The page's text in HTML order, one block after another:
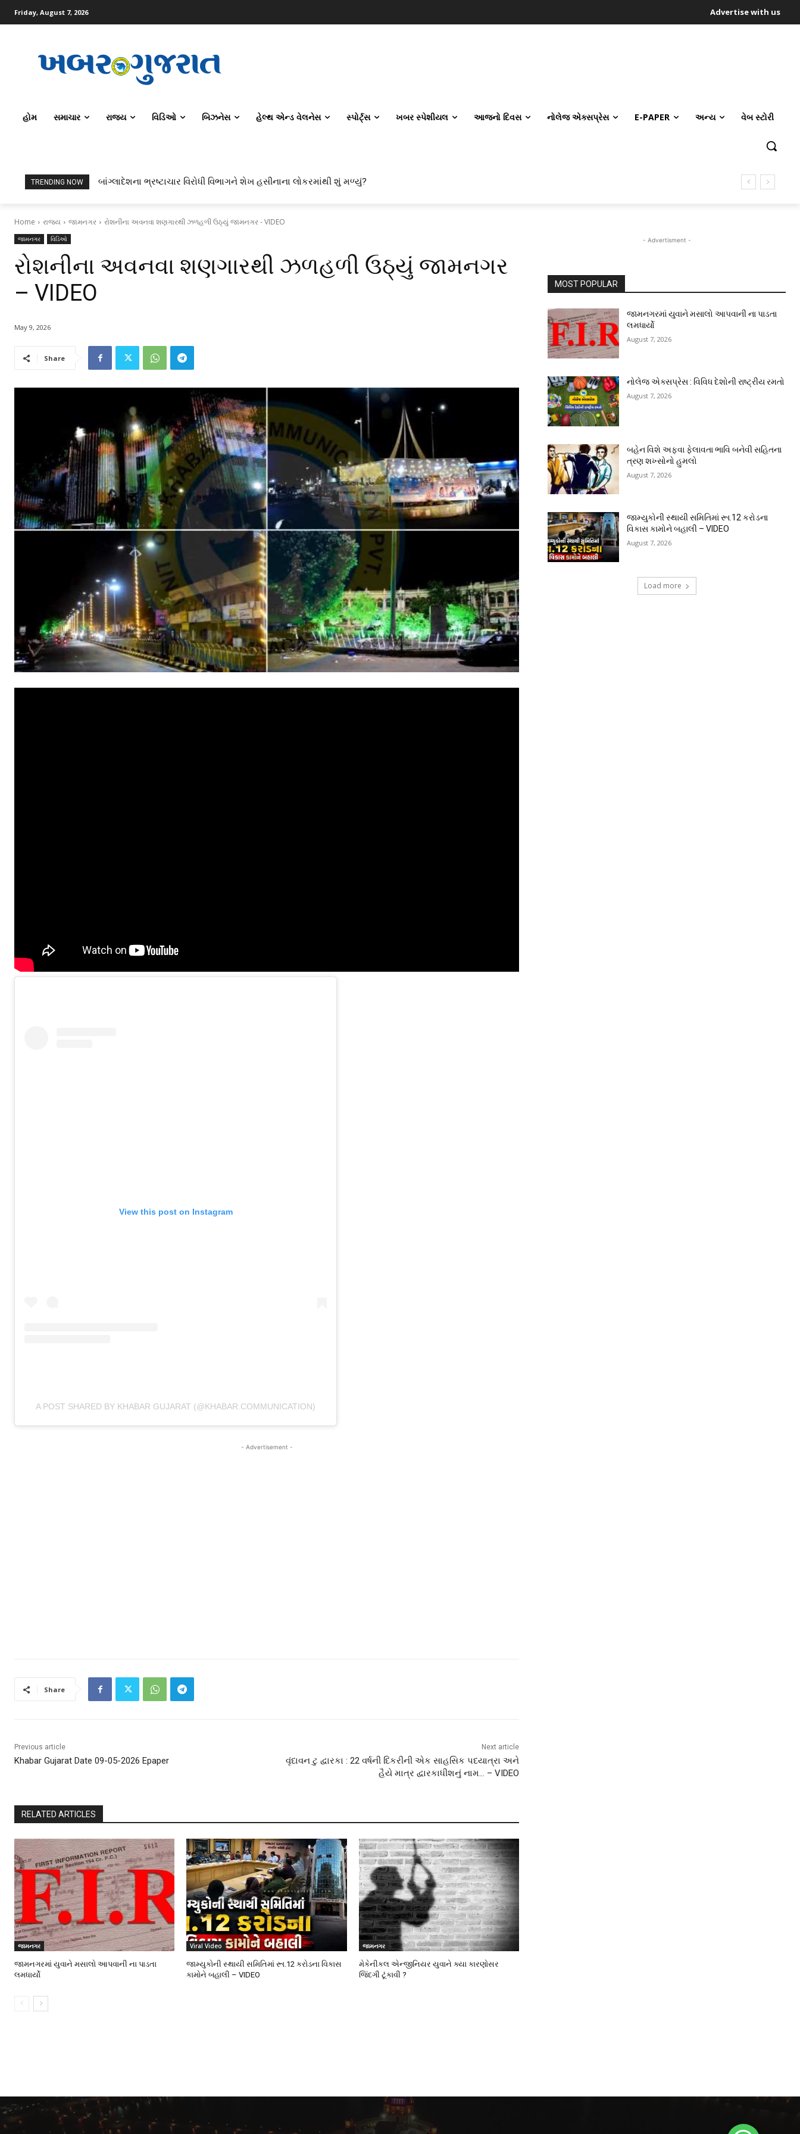
Friday, August 7, 2026 Advertise with us
હોમ સમાચાર રાજ્ય વિડિઓ બિઝનેસ હેલ્થ એન્ડ વેલનેસ સ્પોર્ટ્સ ખબર સ્પેશીયલ આજનો દિવસ નોલેજ એક્સપ્રેસ E-PAPER અન્ય વેબ સ્ટોરી
TRENDING NOW બાંગ્લાદેશના ભ્રષ્ટાચાર વિરોધી વિભાગને શેખ હસીનાના લોકરમાંથી શું મળ્યું?
Home રાજ્ય જામનગર રોશનીના અવનવા શણગારથી ઝળહળી ઉઠ્યું જામનગર - VIDEO
જામનગર વિડિઓ
રોશનીના અવનવા શણગારથી ઝળહળી ઉઠ્યું જામનગર
– VIDEO
May 9, 2026
Share
View this post on Instagram
A POST SHARED BY KHABAR GUJARAT (@KHABAR.COMMUNICATION)
- Advertisement -
Share
Previous article
Khabar Gujarat Date 09-05-2026 Epaper
Next article
વૃંદાવન ટુ દ્વારકા : 22 વર્ષની દિકરીની એક સાહસિક પદયાત્રા અને
હૈયે માત્ર દ્વારકાધીશનું નામ… – VIDEO
RELATED ARTICLES
જામનગર
જામનગરમાં યુવાને મસાલો આપવાની ના પાડતા
લમધાર્યો
Viral Video
જામ્યુકોની સ્થાયી સમિતિમાં રૂા.12 કરોડના વિકાસ
કામોને બહાલી – VIDEO
જામનગર
મેકેનીકલ એન્જીનિયર યુવાને ક્યા કારણોસર
જિંદગી ટૂંકાવી ?
- Advertisment -
MOST POPULAR
જામનગરમાં યુવાને મસાલો આપવાની ના પાડતા
લમધાર્યો
August 7, 2026
નોલેજ એક્સપ્રેસ : વિવિધ દેશોની રાષ્ટ્રીય રમતો
August 7, 2026
બહેન વિશે અફવા ફેલાવતા ભાવિ બનેવી સહિતના
ત્રણ શખ્સોનો હુમલો
August 7, 2026
જામ્યુકોની સ્થાયી સમિતિમાં રૂા.12 કરોડના
વિકાસ કામોને બહાલી – VIDEO
August 7, 2026
Load more